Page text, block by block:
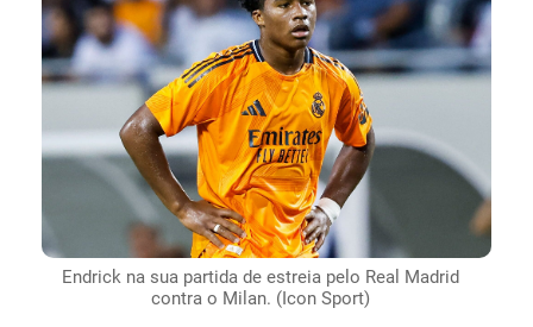
Endrick na sua partida de estreia pelo Real Madrid
contra o Milan. (Icon Sport)